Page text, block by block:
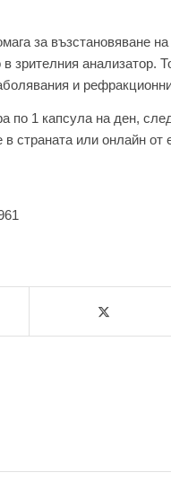
за възстановяване
зрителния анализатор.
и
по 1 капсула на ден,
в страната или онлайн